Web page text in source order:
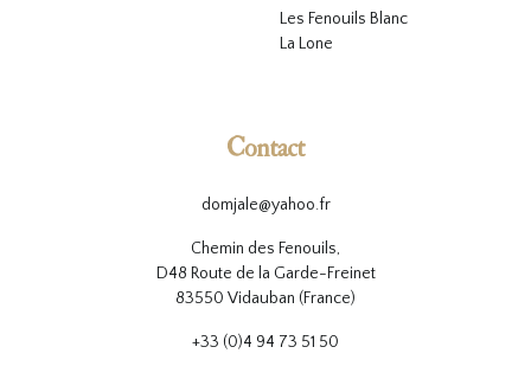
Les Fenouils Blanc
La Lone
Contact
domjale@yahoo.fr
Chemin des Fenouils,
D48 Route de la Garde-Freinet
83550 Vidauban (France)
+33 (0)4 94 73 51 50